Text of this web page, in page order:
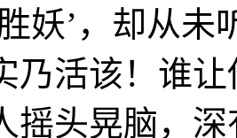
妖’，却从未
乃活该！谁
摇头晃脑，